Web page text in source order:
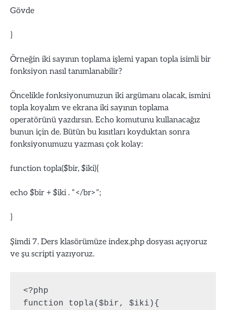
Gövde
}
Örneğin iki sayının toplama işlemi yapan topla isimli bir
fonksiyon nasıl tanımlanabilir?
Öncelikle fonksiyonumuzun iki argümanı olacak, ismini
topla koyalım ve ekrana iki sayının toplama
operatörünü yazdırsın. Echo komutunu kullanacağız
bunun için de. Bütün bu kısıtları koyduktan sonra
fonksiyonumuzu yazması çok kolay:
function topla($bir, $iki){
echo $bir + $iki . “</br>”;
}
Şimdi 7. Ders klasörümüze index.php dosyası açıyoruz
ve şu scripti yazıyoruz.
<?php
function topla($bir, $iki){